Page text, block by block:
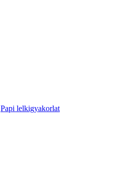
Papi lelkigyakorlat